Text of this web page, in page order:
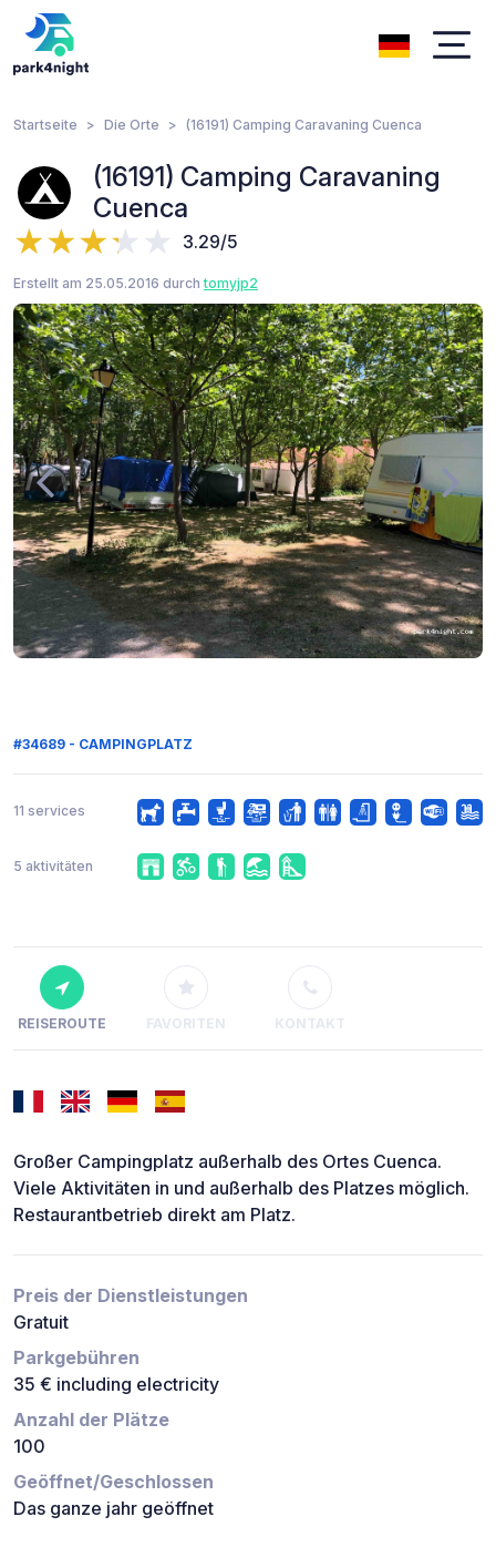
Startseite Die Orte (16191) Camping Caravaning Cuenca
(16191) Camping Caravaning
Cuenca
3.29/5
Erstellt am 25.05.2016 durchtomyjp2
#34689 - CAMPINGPLATZ
11 services
5 aktivitäten
REISEROUTE FAVORITEN KONTAKT
Großer Campingplatz außerhalb des Ortes Cuenca.
Viele Aktivitäten in und außerhalb des Platzes möglich.
Restaurantbetrieb direkt am Platz.
Preis der Dienstleistungen
Gratuit
Parkgebühren
35 € including electricity
Anzahl der Plätze
100
Geöffnet/Geschlossen
Das ganze jahr geöffnet